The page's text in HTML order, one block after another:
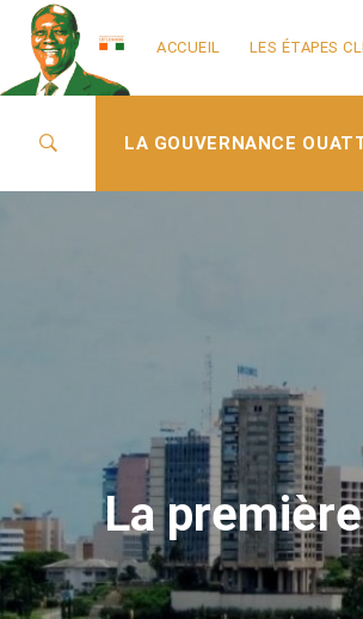
ACCUEIL LES ÉTAPES
LA GOUVERNANCE
La